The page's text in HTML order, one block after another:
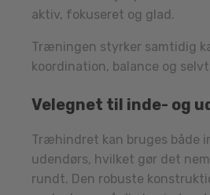
aktiv, fokuseret og glad.
Træningen styrker samtidig
koordination, balance og
Velegnet til inde- og
Træhindret kan bruges både
udendørs, hvilket gør det
rundt. Den robuste